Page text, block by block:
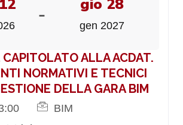
- gio 28
gen 2027
CAPITOLATO ALLA ACDAT.
NORMATIVI E TECNICI
DELLA GARA BIM
BIM